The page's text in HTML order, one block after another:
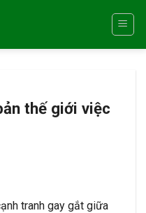
thế giới việc
tranh gay gắt giữa